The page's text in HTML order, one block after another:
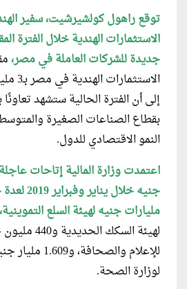
توقع راهول كولشيرشيت، سفير الهند
الاستثمارات الهندية خلال الفترة
جديدة للشركات العاملة في مصر،
إلى أن الفترة الحالية ستشهد
بقطاع الصناعات الصغيرة
النمو الاقتصادي للدول.
مليارات جنيه لهيئة السلع التموينية،
لهيئة السكك
للإعلام
لوزارة الصحة.